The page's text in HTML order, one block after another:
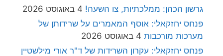
גרשון הכהן: ממלכתיות, צו השעה! 4 באוגוסט 2026
פנחס יחזקאלי: אוסף המאמרים על שרידותן של
מערכות מורכבות 4 באוגוסט 2026
פנחס יחזקאלי: עקרון השרידות של ד"ר אורי מילשטיין